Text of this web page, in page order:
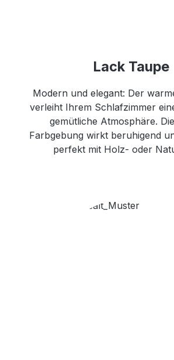
Lack Taupe
Modern und elegant: Der
verleiht Ihrem Schlafzimmer
gemütliche Atmosphäre.
Farbgebung wirkt beruhigend
perfekt mit Holz- oder